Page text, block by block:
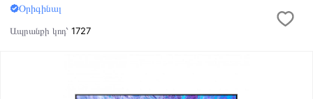
Օրիգինալ
Ապրանքի կոդ՝1727